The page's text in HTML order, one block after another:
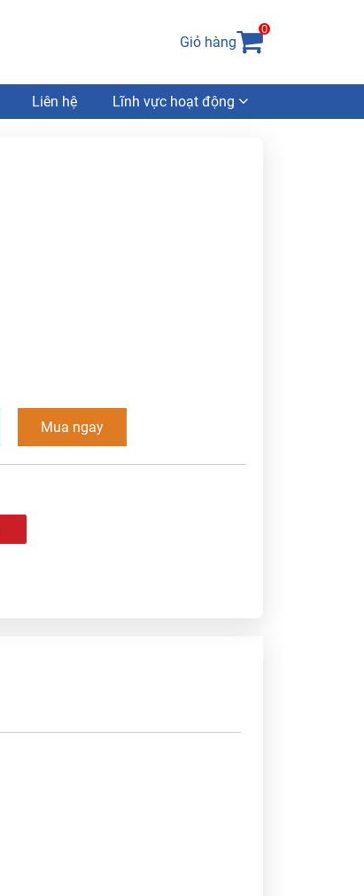
Giỏ hàng
0
Liên hệ Lĩnh vực hoạt động
Mua ngay